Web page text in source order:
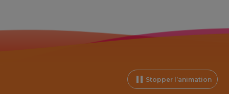
Stopper l’animation